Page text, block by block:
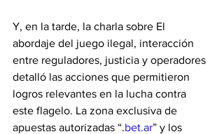
Y, en la tarde, la charla sobre El
abordaje del juego ilegal, interacción
entre reguladores, justicia y operadores
detalló las acciones que permitieron
logros relevantes en la lucha contra
este flagelo. La zona exclusiva de
apuestas autorizadas “.bet.ar” y los